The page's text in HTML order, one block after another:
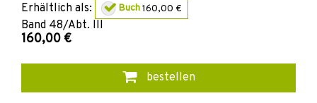
Erhältlich als: Buch160,00 €
Band 48/Abt. III
160,00 €
bestellen